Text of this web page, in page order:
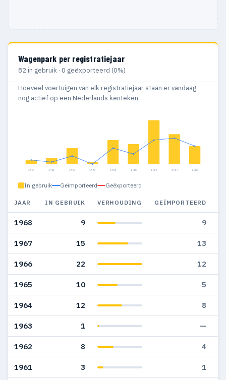
Wagenpark per registratiejaar
82 in gebruik · 0 geëxporteerd (0%)
Hoeveel voertuigen van elk registratiejaar staan er vandaag
nog actief op een Nederlands kenteken.
1960 1961 1962 1963 1964 1965 1966 1967 1968
In gebruik Geïmporteerd Geëxporteerd
JAAR IN GEBRUIK VERHOUDING GEÏMPORTEERD
1968 9 9
1967 15 13
1966 22 12
1965 10 5
1964 12 8
1963 1 —
1962 8 4
1961 3 1